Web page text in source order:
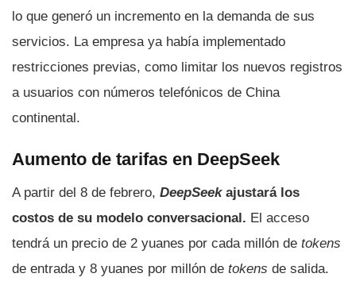
lo que generó un incremento en la demanda de sus
servicios. La empresa ya había implementado
restricciones previas, como limitar los nuevos registros
a usuarios con números telefónicos de China
continental.
Aumento de tarifas en DeepSeek
A partir del 8 de febrero, DeepSeekajustará los
costos de su modelo conversacional. El acceso
tendrá un precio de 2 yuanes por cada millón de tokens
de entrada y 8 yuanes por millón de tokens de salida.